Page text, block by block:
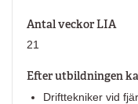
Antal veckor LIA
21
Efter utbildningen
Drifttekniker vid